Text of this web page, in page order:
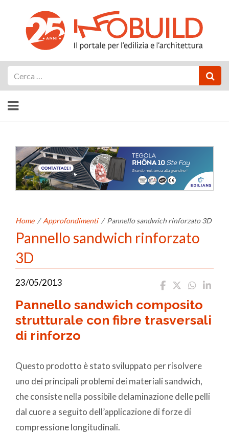
Home / Approfondimenti / Pannello sandwich rinforzato 3D
Pannello sandwich rinforzato
3D
23/05/2013
Pannello sandwich composito
strutturale con fibre trasversali
di rinforzo
Questo prodotto è stato sviluppato per risolvere
uno dei principali problemi dei materiali sandwich,
che consiste nella possibile delaminazione delle pelli
dal cuore a seguito dell’applicazione di forze di
compressione longitudinali.